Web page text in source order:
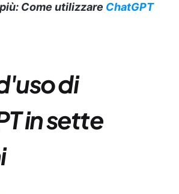
Come utilizzare ChatGPT
di
in sette